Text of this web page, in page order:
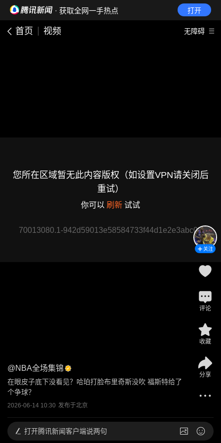
· 获取全网一手热点 打开
首页 视频 无障碍
您所在区域暂无此内容版权（如设置VPN请关闭后
重试）
你可以 刷新 试试
70013080.1-942d59013e58584733f44d1e2e3abc08
@NBA全场集锦
在眼皮子底下没看见？哈珀打脸布里奇斯没吹 福斯特给了
个争球？
2026-06-14 10:30 发布于北京
关注
评论
收藏
分享
打开腾讯新闻客户端说两句